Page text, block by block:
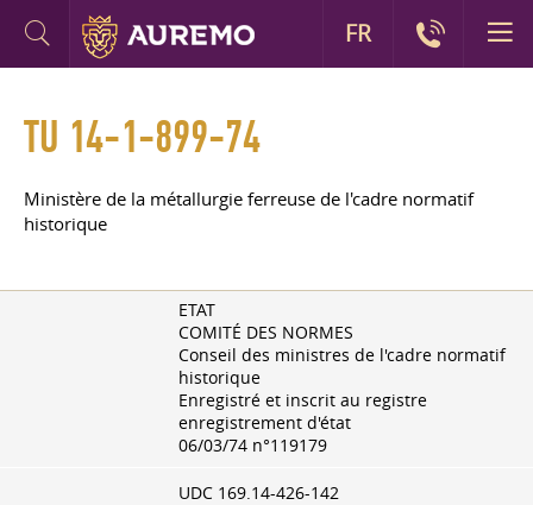
TU 14-1-899-74
Ministère de la métallurgie ferreuse de l'cadre normatif
historique
ETAT
COMITÉ DES NORMES
Conseil des ministres de l'cadre normatif
historique
Enregistré et inscrit au registre
enregistrement d'état
06/03/74 n°119179
UDC 169.14-426-142
FR